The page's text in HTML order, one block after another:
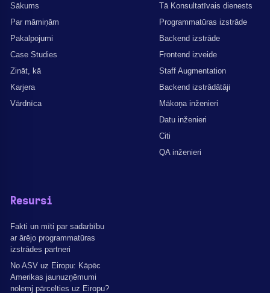
Sākums
Par māmiņām
Pakalpojumi
Case Studies
Zināt, kā
Karjera
Vārdnīca
Tā Konsultatīvais dienests
Programmatūras izstrāde
Backend izstrāde
Frontend izveide
Staff Augmentation
Backend izstrādātāji
Mākoņa inženieri
Datu inženieri
Citi
QA inženieri
Resursi
Fakti un mīti par sadarbību
ar ārējo programmatūras
izstrādes partneri
No ASV uz Eiropu: Kāpēc
Amerikas jaunuzņēmumi
nolemj pārcelties uz Eiropu?